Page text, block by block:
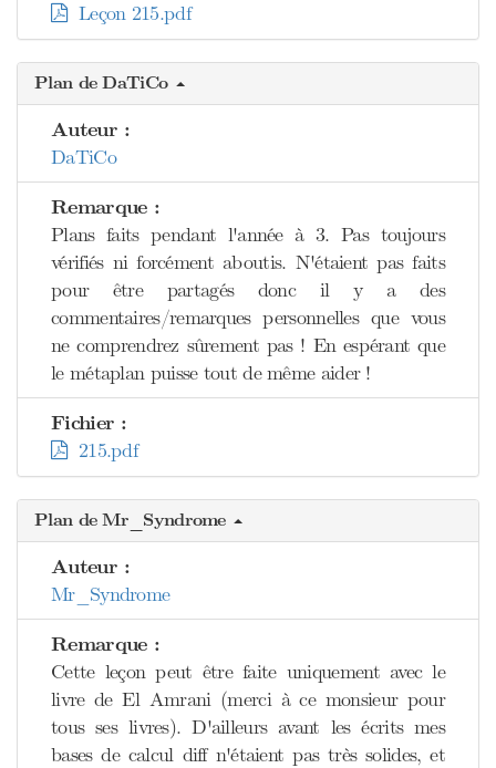
Leçon 215.pdf
Plan de DaTiCo
Auteur :
DaTiCo
Remarque :
Plans faits pendant l'année à 3. Pas toujours
vérifiés ni forcément aboutis. N'étaient pas faits
pour être partagés donc il y a des
commentaires/remarques personnelles que vous
ne comprendrez sûrement pas ! En espérant que
le métaplan puisse tout de même aider !
Fichier :
215.pdf
Plan de Mr_Syndrome
Auteur :
Mr_Syndrome
Remarque :
Cette leçon peut être faite uniquement avec le
livre de El Amrani (merci à ce monsieur pour
tous ses livres). D'ailleurs avant les écrits mes
bases de calcul diff n'étaient pas très solides, et